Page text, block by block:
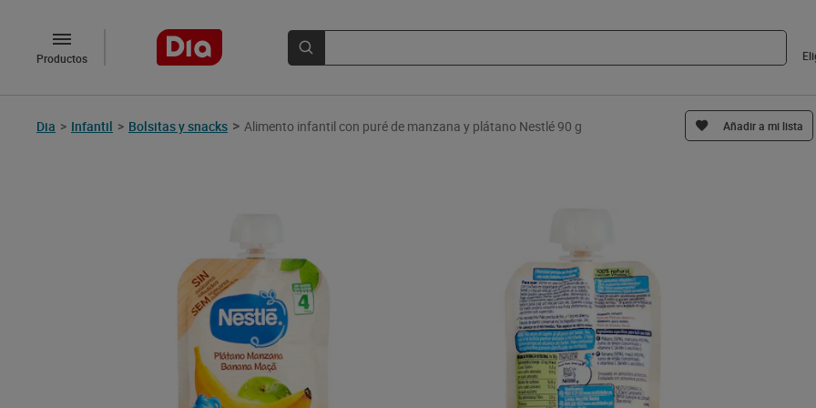
Productos
Dia > Infantil > Bolsitas y snacks > Alimento infantil con puré de manzana y plátano Nestlé 90 g Añadir a mi lista